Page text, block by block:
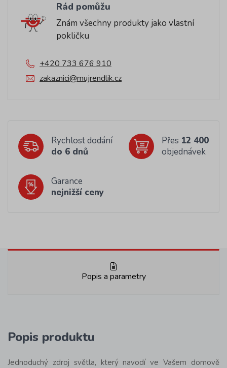
Rád pomůžu
Znám všechny produkty jako vlastní
pokličku
+420 733 676 910
zakaznici@mujrendlik.cz
Rychlost dodání
do 6 dnů
Přes 12 400
objednávek
Garance
nejnižší ceny
Popis a parametry
Popis produktu
Jednoduchý zdroj světla, který navodí ve Vašem domově